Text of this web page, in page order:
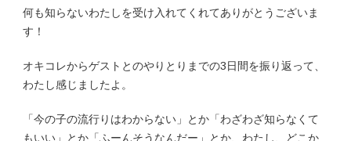
何も知らないわたしを受け入れてくれてありがとうございま
す！
オキコレからゲストとのやりとりまでの3日間を振り返って、
わたし感じましたよ。
「今の子の流行りはわからない」とか「わざわざ知らなくて
もいい」とか「ふーんそうなんだー」とか、わたし、どこか